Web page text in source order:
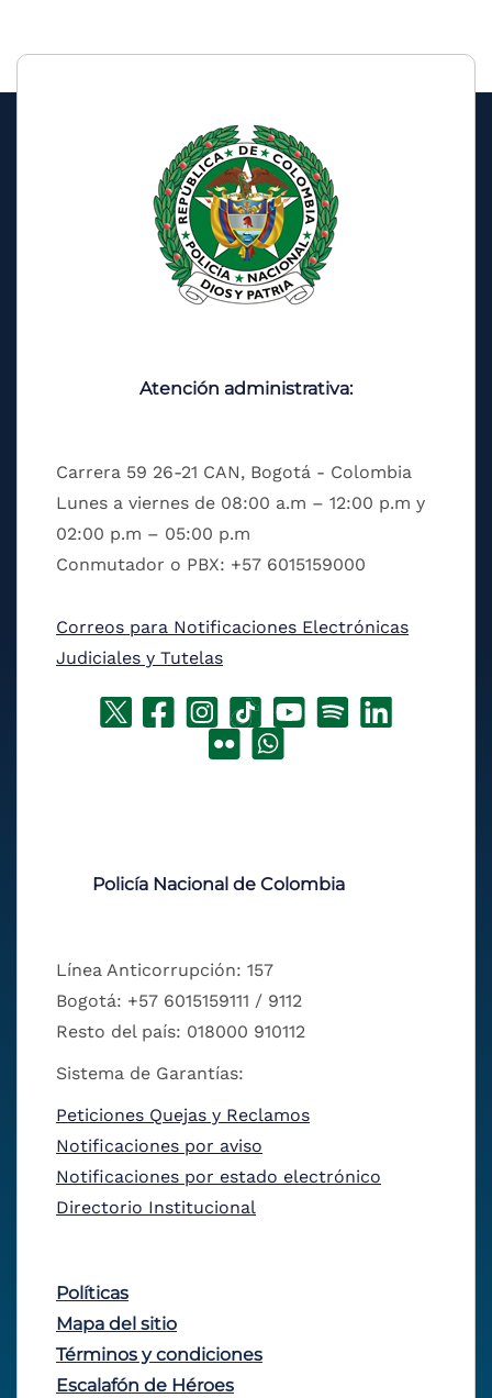
Atención administrativa:
Carrera 59 26-21 CAN, Bogotá - Colombia
Lunes a viernes de 08:00 a.m – 12:00 p.m y
02:00 p.m – 05:00 p.m
Conmutador o PBX: +57 6015159000
Correos para Notificaciones Electrónicas
Judiciales y Tutelas
Policía Nacional de Colombia
Línea Anticorrupción: 157
Bogotá: +57 6015159111 / 9112
Resto del país: 018000 910112
Sistema de Garantías:
Peticiones Quejas y Reclamos
Notificaciones por aviso
Notificaciones por estado electrónico
Directorio Institucional
Políticas
Mapa del sitio
Términos y condiciones
Escalafón de Héroes